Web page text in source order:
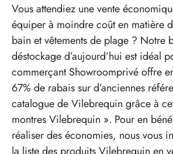
Vous attendiez une vente
équiper à moindre coût en matière
bain et vêtements de plage ? Notre
déstockage d’aujourd’hui est idéal
commerçant Showroomprivé offre
67% de rabais sur d’anciennes
catalogue de Vilebrequin grâce à
montres Vilebrequin ». Pour en
réaliser des économies, nous vous
la liste des produits Vilebrequin en